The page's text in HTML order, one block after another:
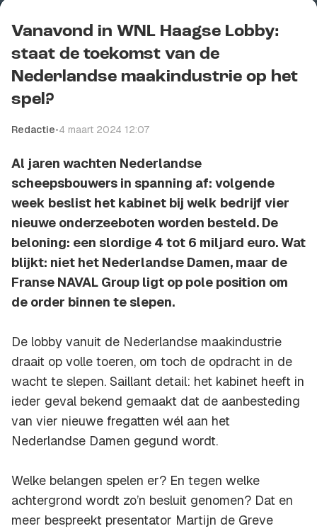
Kopieer link
Vanavond in WNL Haagse Lobby:
staat de toekomst van de
Nederlandse maakindustrie op het
spel?
Redactie•4 maart 2024 12:07
Al jaren wachten Nederlandse
scheepsbouwers in spanning af: volgende
week beslist het kabinet bij welk bedrijf vier
nieuwe onderzeeboten worden besteld. De
beloning: een slordige 4 tot 6 miljard euro. Wat
blijkt: niet het Nederlandse Damen, maar de
Franse NAVAL Group ligt op pole position om
de order binnen te slepen.
De lobby vanuit de Nederlandse maakindustrie
draait op volle toeren, om toch de opdracht in de
wacht te slepen. Saillant detail: het kabinet heeft in
ieder geval bekend gemaakt dat de aanbesteding
van vier nieuwe fregatten wél aan het
Nederlandse Damen gegund wordt.
Welke belangen spelen er? En tegen welke
achtergrond wordt zo’n besluit genomen? Dat en
meer bespreekt presentator Martijn de Greve